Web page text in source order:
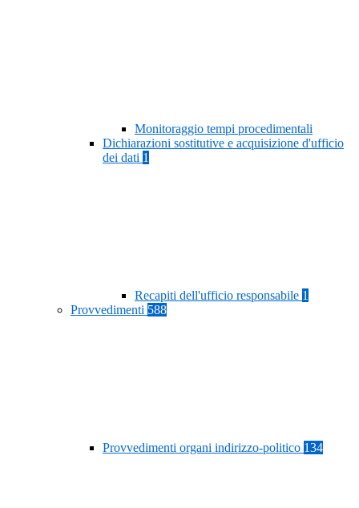
Monitoraggio tempi procedimentali
Dichiarazioni sostitutive e acquisizione d'ufficio
dei dati 1
Recapiti dell'ufficio responsabile 1
Provvedimenti 588
Provvedimenti organi indirizzo-politico 134